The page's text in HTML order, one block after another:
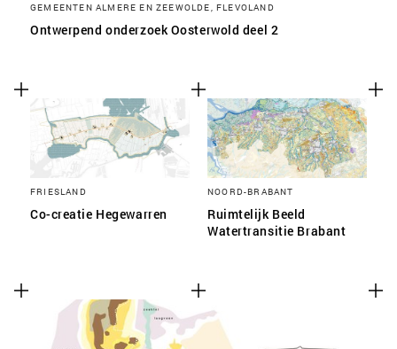
GEMEENTEN ALMERE EN ZEEWOLDE, FLEVOLAND
Ontwerpend onderzoek Oosterwold deel 2
FRIESLAND
Co-creatie Hegewarren
NOORD-BRABANT
Ruimtelijk Beeld
Watertransitie Brabant